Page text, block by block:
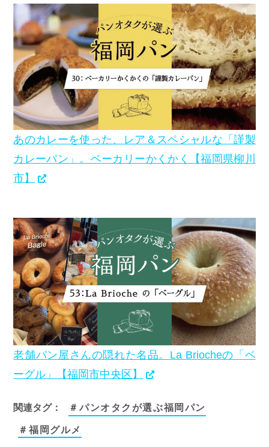
あのカレーを使った、レア＆スペシャルな「謹製
カレーパン」。ベーカリーかくかく【福岡県柳川
市】
老舗パン屋さんの隠れた名品。La Briocheの「ベ
ーグル」【福岡市中央区】
関連タグ： ＃パンオタクが選ぶ福岡パン
＃福岡グルメ